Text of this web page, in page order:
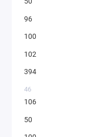
96
100
102
394
46
106
50